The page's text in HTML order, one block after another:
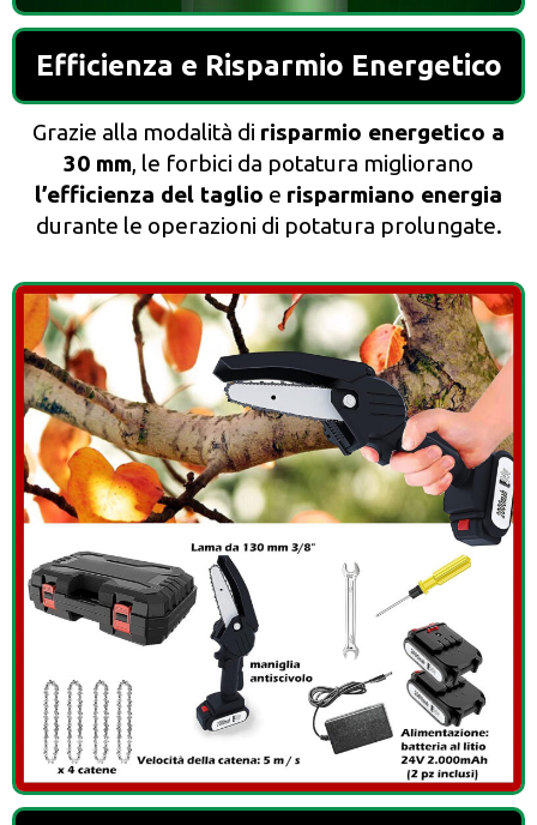
Efficienza e Risparmio Energetico
Grazie alla modalità di risparmio energetico a
30 mm, le forbici da potatura migliorano
l’efficienza del taglio e risparmiano energia
durante le operazioni di potatura prolungate.